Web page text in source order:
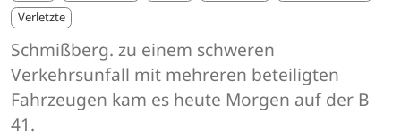
Verletzte
Schmißberg. zu einem schweren
Verkehrsunfall mit mehreren beteiligten
Fahrzeugen kam es heute Morgen auf der B
41.